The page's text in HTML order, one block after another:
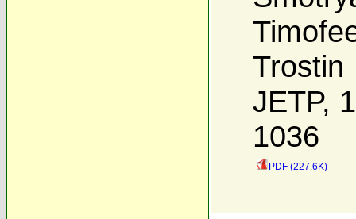
Trostin
JETP,
1036
PDF (227.6K)